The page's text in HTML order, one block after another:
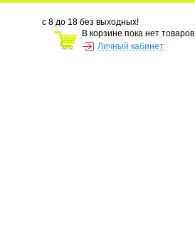
с 8 до 18 без выходных!
В корзине пока нет товаров
Личный кабинет